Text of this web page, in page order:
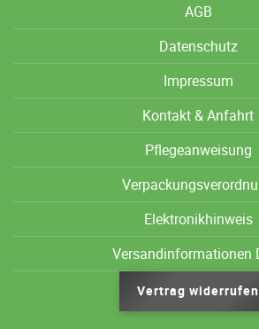
AGB
Datenschutz
Impressum
Kontakt & Anfahrt
Pflegeanweisung
Elektronikhinweis
Versandinformationen
Vertrag widerrufen